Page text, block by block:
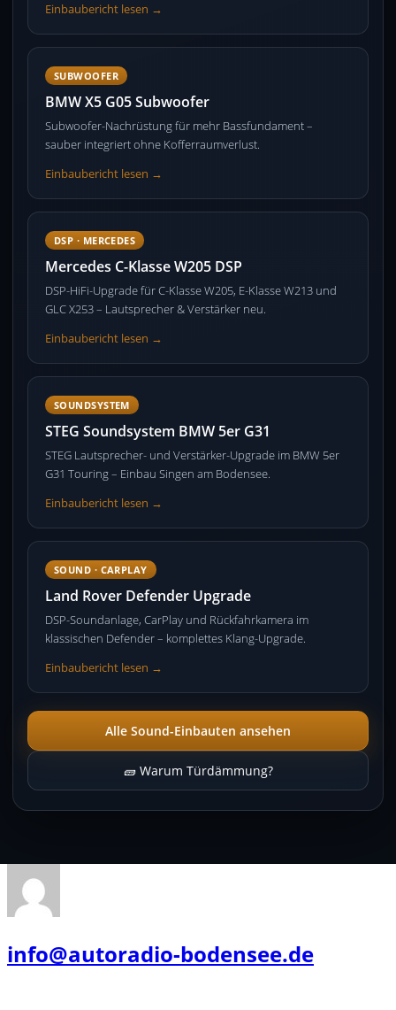
Einbaubericht lesen →
SUBWOOFER
BMW X5 G05 Subwoofer
Subwoofer-Nachrüstung für mehr Bassfundament –
sauber integriert ohne Kofferraumverlust.
Einbaubericht lesen →
DSP · MERCEDES
Mercedes C-Klasse W205 DSP
DSP-HiFi-Upgrade für C-Klasse W205, E-Klasse W213 und
GLC X253 – Lautsprecher & Verstärker neu.
Einbaubericht lesen →
SOUNDSYSTEM
STEG Soundsystem BMW 5er G31
STEG Lautsprecher- und Verstärker-Upgrade im BMW 5er
G31 Touring – Einbau Singen am Bodensee.
Einbaubericht lesen →
SOUND · CARPLAY
Land Rover Defender Upgrade
DSP-Soundanlage, CarPlay und Rückfahrkamera im
klassischen Defender – komplettes Klang-Upgrade.
Einbaubericht lesen →
Alle Sound-Einbauten ansehen
🧱 Warum Türdämmung?
info@autoradio-bodensee.de